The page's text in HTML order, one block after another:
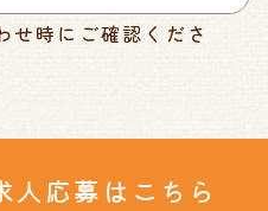
時にご確認くださ
人応募はこちら